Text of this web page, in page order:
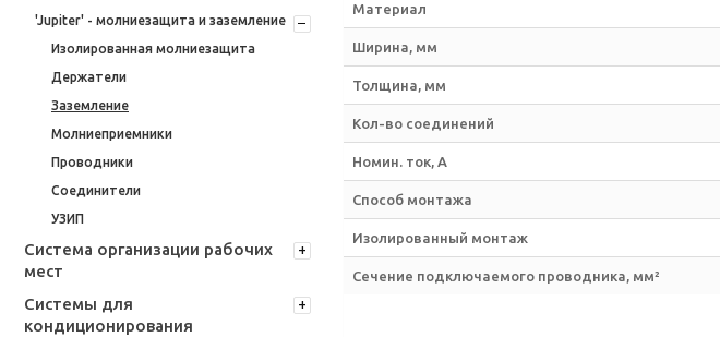
'Jupiter' - молниезащита и заземление
Изолированная молниезащита
Держатели
Заземление
Молниеприемники
Проводники
Соединители
УЗИП
Система организации рабочих
мест
Системы для
кондиционирования
Материал
Ширина, мм
Толщина, мм
Кол-во соединений
Номин. ток, А
Способ монтажа
Изолированный монтаж
Сечение подключаемого проводника, мм²